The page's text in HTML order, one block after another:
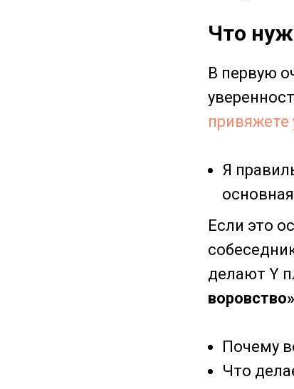
Что
В первую
привяжете
Я
Если это
делают Y
воровство»
Почему
Что